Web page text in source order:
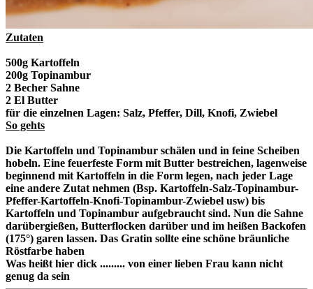
Zutaten
500g Kartoffeln
200g Topinambur
2 Becher Sahne
2 El Butter
für die einzelnen Lagen: Salz, Pfeffer, Dill, Knofi, Zwiebel
So gehts
Die Kartoffeln und Topinambur schälen und in feine Scheiben
hobeln. Eine feuerfeste Form mit Butter bestreichen, lagenweise
beginnend mit Kartoffeln in die Form legen, nach jeder Lage
eine andere Zutat nehmen (Bsp. Kartoffeln-Salz-Topinambur-
Pfeffer-Kartoffeln-Knofi-Topinambur-Zwiebel usw) bis
Kartoffeln und Topinambur aufgebraucht sind. Nun die Sahne
darübergießen, Butterflocken darüber und im heißen Backofen
(175°) garen lassen. Das Gratin sollte eine schöne bräunliche
Röstfarbe haben
Was heißt hier dick ......... von einer lieben Frau kann nicht
genug da sein